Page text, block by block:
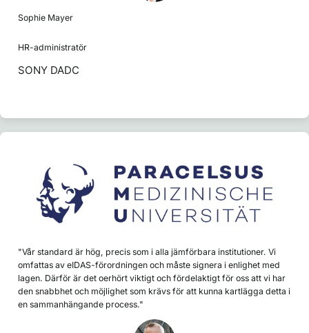
Sophie Mayer
HR-administratör
SONY DADC
"Vår standard är hög, precis som i alla jämförbara institutioner. Vi
omfattas av eIDAS-förordningen och måste signera i enlighet med
lagen. Därför är det oerhört viktigt och fördelaktigt för oss att vi har
den snabbhet och möjlighet som krävs för att kunna kartlägga detta i
en sammanhängande process."